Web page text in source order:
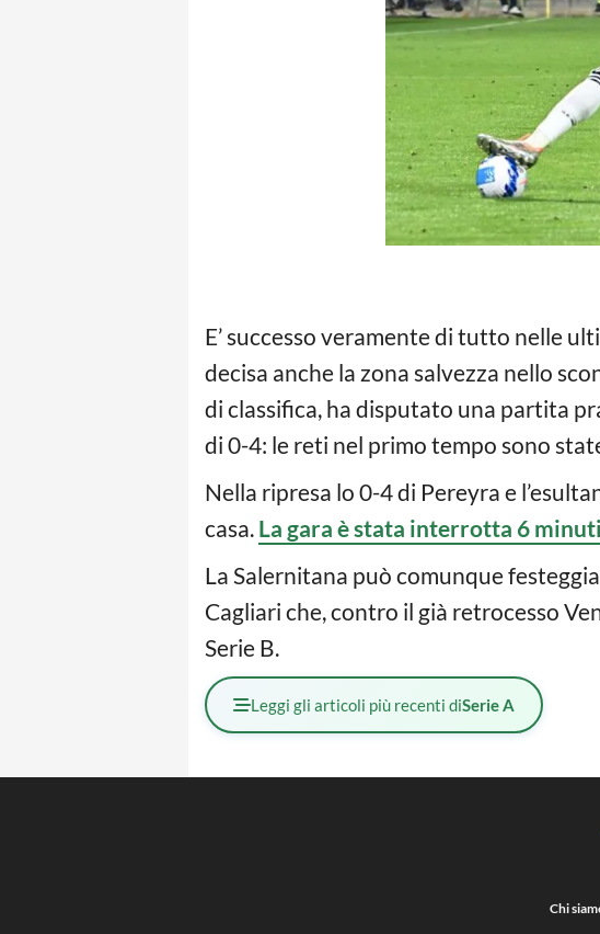
E’ successo veramente di tutto nelle
decisa anche la zona salvezza nello
di classifica, ha disputato una partita
di 0-4: le reti nel primo tempo sono
Nella ripresa lo 0-4 di Pereyra e
casa. La gara è stata interrotta 6 minuti
La Salernitana può comunque
Cagliari che, contro il già retrocesso
Serie B.
Leggi gli articoli più recenti diSerie A
Chi